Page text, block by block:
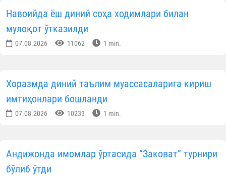
Навоийда ёш диний соҳа ходимлари билан
мулоқот ўтказилди
07.08.2026 11062 1 min.
Хоразмда диний таълим муассасаларига кириш
имтиҳонлари бошланди
07.08.2026 10233 1 min.
Андижонда имомлар ўртасида “Заковат” турнири
бўлиб ўтди